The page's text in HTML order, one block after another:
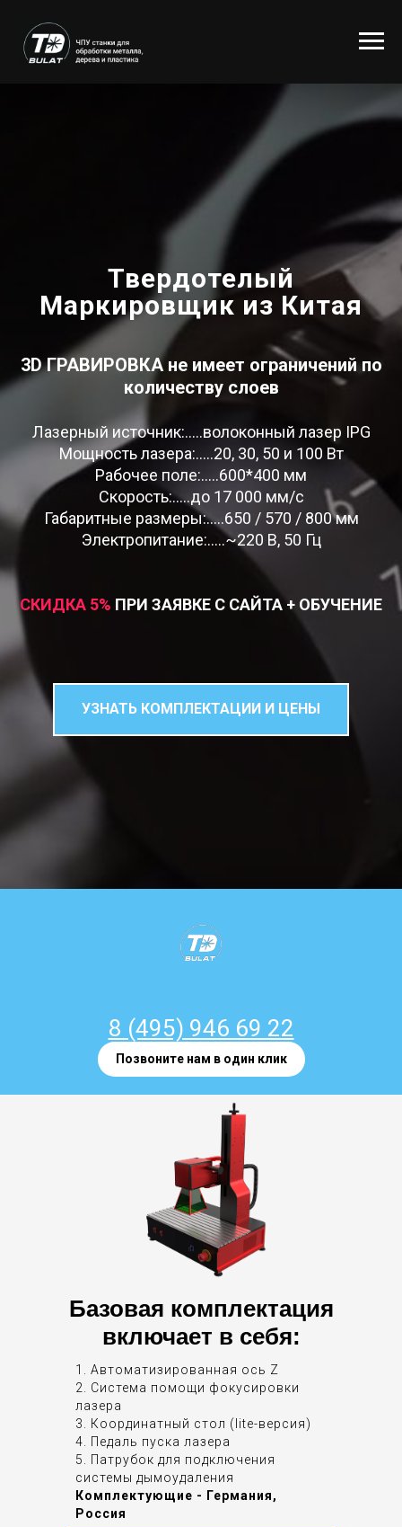
Твердотелый
Маркировщик из Китая
3D ГРАВИРОВКАне имеет ограничений по
количеству слоев
Лазерный источник:.....волоконный лазер IPG
Мощность лазера:.....20, 30, 50 и 100 Вт
Рабочее поле:.....600*400 мм
Скорость:.....до 17 000 мм/c
Габаритные размеры:.....650 / 570 / 800 мм
Электропитание:.....~220 В, 50 Гц
СКИДКА 5% ПРИ ЗАЯВКЕ С САЙТА + ОБУЧЕНИЕ
УЗНАТЬ КОМПЛЕКТАЦИИ И ЦЕНЫ
8 (495) 946 69 22
Позвоните нам в один клик
1. Автоматизированная ось Z
2. Система помощи фокусировки
лазера
3. Координатный стол (lite-версия)
4. Педаль пуска лазера
5. Патрубок для подключения
системы дымоудаления
Комплектующие - Германия,
Россия
Базовая комплектация
включает в себя: